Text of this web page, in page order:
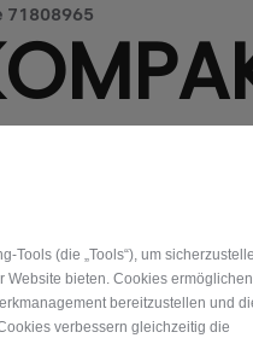
71808965
Tools (die „Tools“), um
bieten. Cookies
bereitzustellen und
verbessern gleichzeitig die